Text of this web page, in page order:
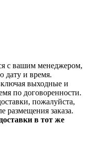
с вашим менеджером,
дату и время.
выходные и
по договоренности.
пожалуйста,
размещения заказа.
в тот же